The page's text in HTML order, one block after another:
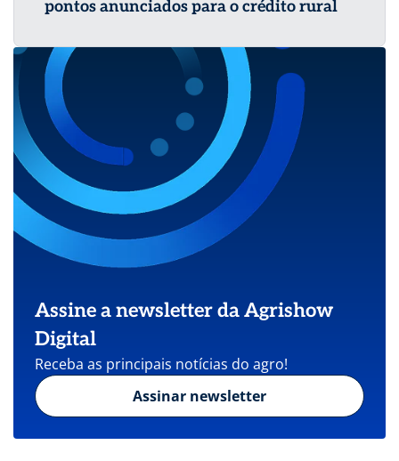
pontos anunciados para o crédito rural
Assine a newsletter da Agrishow
Digital
Receba as principais notícias do agro!
Assinar newsletter